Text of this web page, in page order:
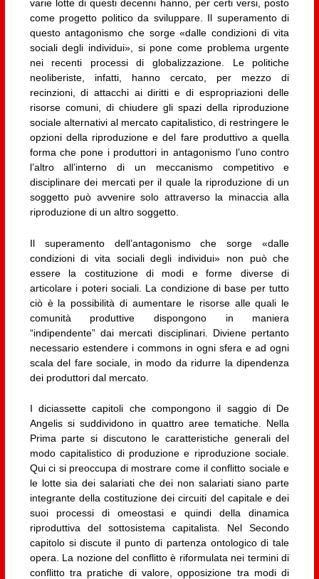
varie lotte di questi decenni hanno, per certi versi, posto
come progetto politico da sviluppare. Il superamento di
questo antagonismo che sorge «dalle condizioni di vita
sociali degli individui», si pone come problema urgente
nei recenti processi di globalizzazione. Le politiche
neoliberiste, infatti, hanno cercato, per mezzo di
recinzioni, di attacchi ai diritti e di espropriazioni delle
risorse comuni, di chiudere gli spazi della riproduzione
sociale alternativi al mercato capitalistico, di restringere le
opzioni della riproduzione e del fare produttivo a quella
forma che pone i produttori in antagonismo l’uno contro
l’altro all’interno di un meccanismo competitivo e
disciplinare dei mercati per il quale la riproduzione di un
soggetto può avvenire solo attraverso la minaccia alla
riproduzione di un altro soggetto.
Il superamento dell’antagonismo che sorge «dalle
condizioni di vita sociali degli individui» non può che
essere la costituzione di modi e forme diverse di
articolare i poteri sociali. La condizione di base per tutto
ciò è la possibilità di aumentare le risorse alle quali le
comunità produttive dispongono in maniera
“indipendente” dai mercati disciplinari. Diviene pertanto
necessario estendere i commons in ogni sfera e ad ogni
scala del fare sociale, in modo da ridurre la dipendenza
dei produttori dal mercato.
I diciassette capitoli che compongono il saggio di De
Angelis si suddividono in quattro aree tematiche. Nella
Prima parte si discutono le caratteristiche generali del
modo capitalistico di produzione e riproduzione sociale.
Qui ci si preoccupa di mostrare come il conflitto sociale e
le lotte sia dei salariati che dei non salariati siano parte
integrante della costituzione dei circuiti del capitale e dei
suoi processi di omeostasi e quindi della dinamica
riproduttiva del sottosistema capitalista. Nel Secondo
capitolo si discute il punto di partenza ontologico di tale
opera. La nozione del conflitto è riformulata nei termini di
conflitto tra pratiche di valore, opposizione tra modi di